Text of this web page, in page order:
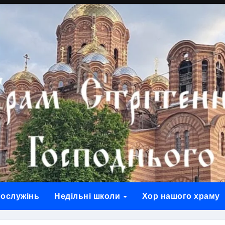
Недільні школи Хор нашого храму